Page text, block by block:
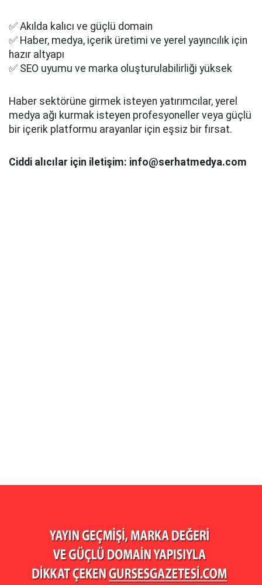
✅ Akılda kalıcı ve güçlü domain
✅ Haber, medya, içerik üretimi ve yerel yayıncılık için
hazır altyapı
✅ SEO uyumu ve marka oluşturulabilirliği yüksek
Haber sektörüne girmek isteyen yatırımcılar, yerel
medya ağı kurmak isteyen profesyoneller veya güçlü
bir içerik platformu arayanlar için eşsiz bir fırsat.
Ciddi alıcılar için iletişim: info@serhatmedya.com